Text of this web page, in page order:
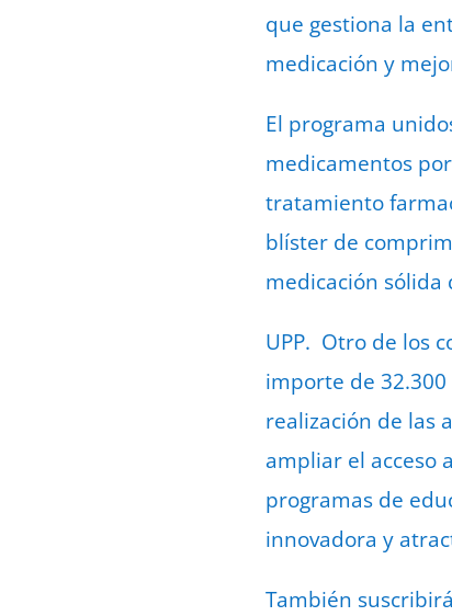
que gestiona la
medicación y
El programa
medicamentos
tratamiento
blíster de
medicación sólida
UPP. Otro de los
importe de
realización de las
ampliar el acceso
programas de
innovadora y
También